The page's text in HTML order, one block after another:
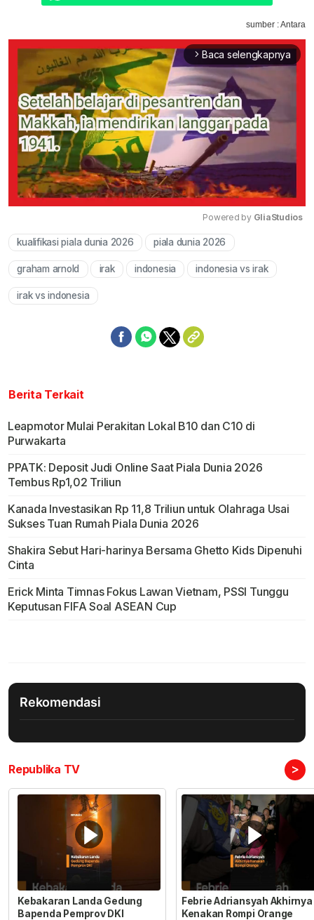
sumber : Antara
arrow_forward_ios Baca selengkapnya
Powered by GliaStudios
kualifikasi piala dunia 2026 piala dunia 2026
graham arnold irak indonesia indonesia vs irak
irak vs indonesia
Berita Terkait
Leapmotor Mulai Perakitan Lokal B10 dan C10 di
Purwakarta
PPATK: Deposit Judi Online Saat Piala Dunia 2026
Tembus Rp1,02 Triliun
Kanada Investasikan Rp 11,8 Triliun untuk Olahraga Usai
Sukses Tuan Rumah Piala Dunia 2026
Shakira Sebut Hari-harinya Bersama Ghetto Kids Dipenuhi
Cinta
Erick Minta Timnas Fokus Lawan Vietnam, PSSI Tunggu
Keputusan FIFA Soal ASEAN Cup
Rekomendasi
Republika TV >
Kebakaran Landa Gedung
Bapenda Pemprov DKI
Febrie Adriansyah Akhirnya
Kenakan Rompi Orange